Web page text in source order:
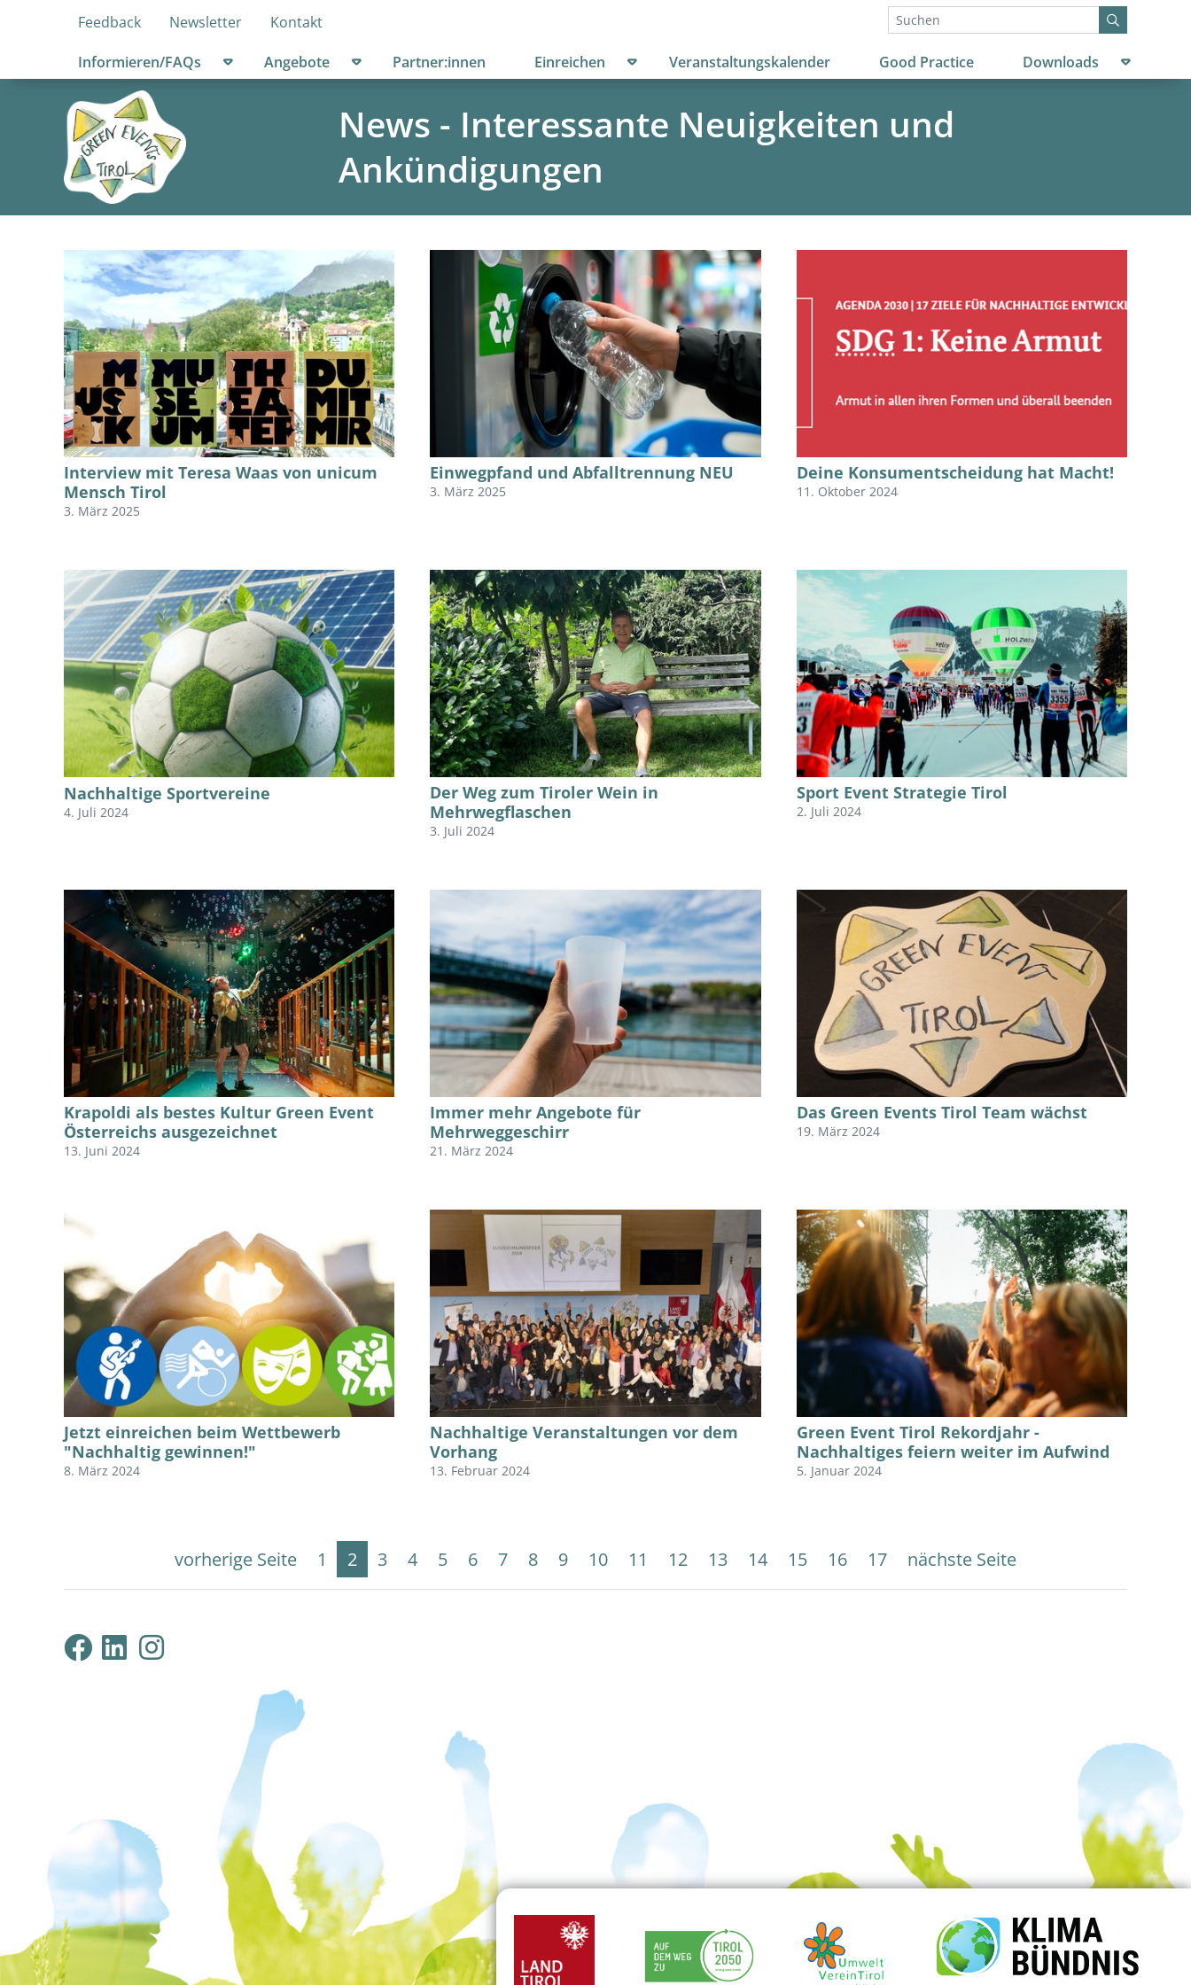
Feedback Newsletter Kontakt
Informieren/FAQs Untermenü öffnen
Angebote Untermenü öffnen
Partner:innen Einreichen Untermenü öffnen
Veranstaltungskalender Good Practice Downloads
News - Interessante Neuigkeiten und
Ankündigungen
Interview mit Teresa Waas von unicum
Mensch Tirol
3. März 2025
Einwegpfand und Abfalltrennung NEU
3. März 2025
Deine Konsumentscheidung hat Macht!
11. Oktober 2024
Nachhaltige Sportvereine
4. Juli 2024
Der Weg zum Tiroler Wein in
Mehrwegflaschen
3. Juli 2024
Sport Event Strategie Tirol
2. Juli 2024
Krapoldi als bestes Kultur Green Event
Österreichs ausgezeichnet
13. Juni 2024
Immer mehr Angebote für
Mehrweggeschirr
21. März 2024
Das Green Events Tirol Team wächst
19. März 2024
Jetzt einreichen beim Wettbewerb
"Nachhaltig gewinnen!"
8. März 2024
Nachhaltige Veranstaltungen vor dem
Vorhang
13. Februar 2024
Green Event Tirol Rekordjahr -
Nachhaltiges feiern weiter im Aufwind
5. Januar 2024
vorherige Seite 1 2 3 4 5 6 7 8 9 10 11 12 13 14 15 16 17 nächste Seite
Klimabündnis Tirol auf Facebook
Klimabündnis Tirol auf LinkedIn
ProjektpartnerInnen